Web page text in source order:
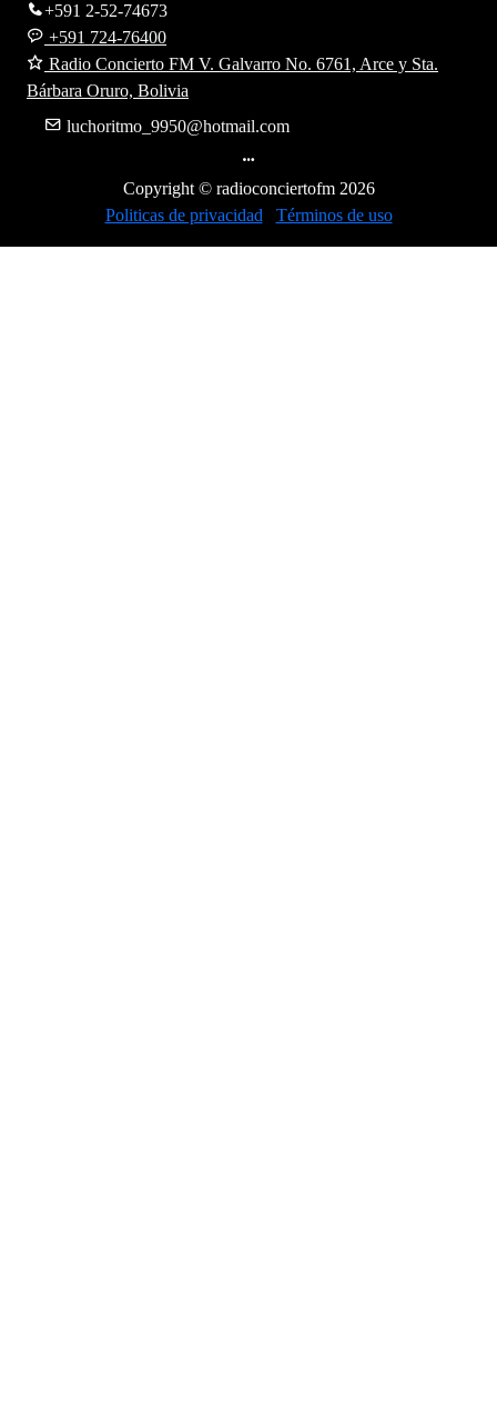
+591 2-52-74673
+591 724-76400
Radio Concierto FM V. Galvarro No. 6761, Arce y Sta.
Bárbara Oruro, Bolivia
luchoritmo_9950@hotmail.com
Copyright © radioconciertofm 2026
Politicas de privacidad
Términos de uso